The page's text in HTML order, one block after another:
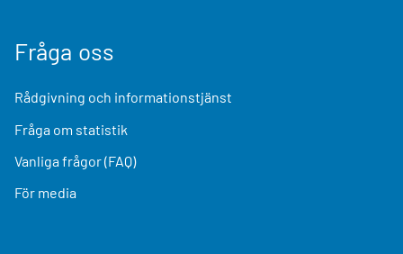
Fråga oss
Rådgivning och informationstjänst
Fråga om statistik
Vanliga frågor (FAQ)
För media